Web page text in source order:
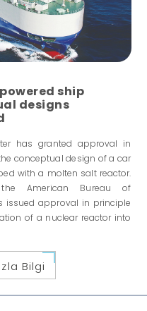
ship
designs
has granted approval in
conceptual design of a car
with a molten salt reactor.
the American Bureau of
issued approval in principle
of a nuclear reactor into
Bilgi